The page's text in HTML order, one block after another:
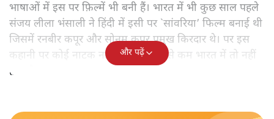
भाषाओं में इस पर फ़िल्में भी बनी हैं। भारत में भी कुछ साल पहले
संजय लीला भंसाली ने हिंदी में इसी पर `सांवरिया’ फिल्म बनाई थी
जिसमें रनबीर कपूर और सोनम कपूर प्रमुख किरदार थे। पर इस
कहानी पर कोई नाटक नहीं हुआ है। कम से कम भारत में तो नहीं
हुआ है।
और पढ़ें